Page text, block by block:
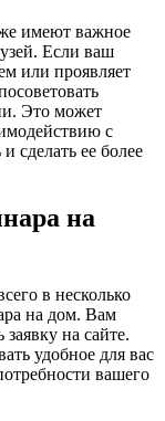
имеют важное
Если ваш
или проявляет
Это может
с
сделать ее более
на
в несколько
на дом. Вам
на сайте.
удобное для вас
вашего